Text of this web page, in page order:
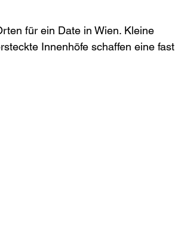
für ein Date in Wien. Kleine
Innenhöfe schaffen eine fast